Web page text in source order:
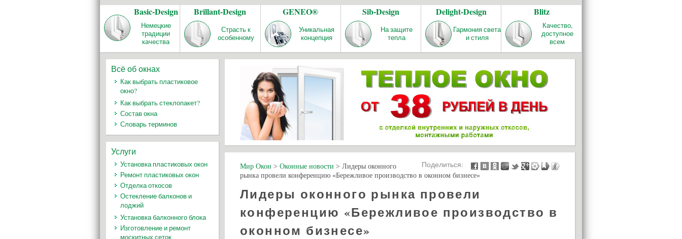
ОТОПЛЕНИЕ
REHAU RAUTITAN
Качество и надёжность!
БАЛКОНЫ И
ЛОДЖИИ
Basic-Design
Немецкие
традиции
качества
Brillant-Design
Страсть к
особенному
GENEO®
Уникальная
концепция
Sib-Design
На защите
тепла
Delight-Design
Гармония света
и стиля
Blitz
Качество,
доступное
всем
Поделиться:
Мир Окон > Оконные новости > Лидеры оконного
рынка провели конференцию «Бережливое производство в оконном бизнесе»
Лидеры оконного рынка провели
конференцию «Бережливое производство в
оконном бизнесе»
Всё об окнах
Как выбрать пластиковое
окно?
Как выбрать стеклопакет?
Состав окна
Словарь терминов
Услуги
Установка пластиковых окон
Ремонт пластиковых окон
Отделка откосов
Остекление балконов и
лоджий
Установка балконного блока
Изготовление и ремонт